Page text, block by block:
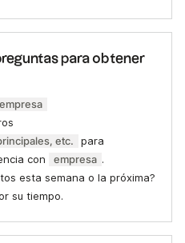
para obtener
empresa
etc.
para
con
empresa .
esta semana o la próxima?
su tiempo.